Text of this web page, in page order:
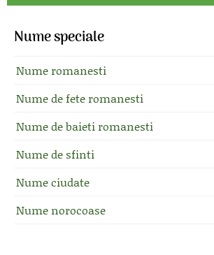
Nume speciale
Nume romanesti
Nume de fete romanesti
Nume de baieti romanesti
Nume de sfinti
Nume ciudate
Nume norocoase